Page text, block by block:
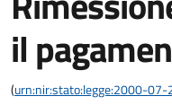
il
(urn:nir:stato:legge:2000-